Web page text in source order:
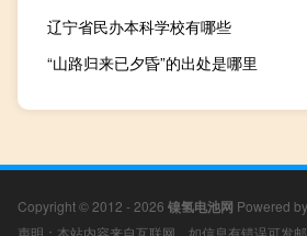
辽宁省民办本科学校有哪些
“山路归来已夕昏”的出处是哪里
Copyright © 2012 - 2026 镍氢电池网 Powered by
声明：本站内容来自互联网，如信息有错误可发